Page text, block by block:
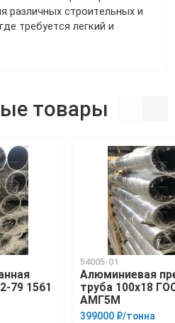
различных строительных и
требуется легкий и
товары
79 1561
54005-01
Алюминиевая
труба 100х18
АМГ5М
399000 ₽/тонна